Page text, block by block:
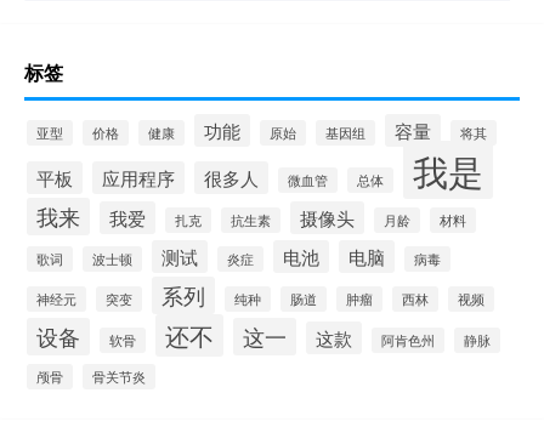
标签
亚型 价格 健康 功能 原始 基因组 容量 将其
平板 应用程序 很多人 微血管 总体 我是
我来 我爱 扎克 抗生素 摄像头 月龄 材料
歌词 波士顿 测试 炎症 电池 电脑 病毒
神经元 突变 系列 纯种 肠道 肿瘤 西林 视频
设备 软骨 还不 这一 这款 阿肯色州
静脉
颅骨
骨关节炎